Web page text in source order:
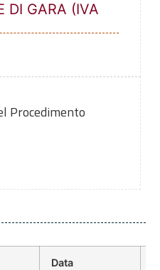
DI GARA (IVA
Procedimento
Data